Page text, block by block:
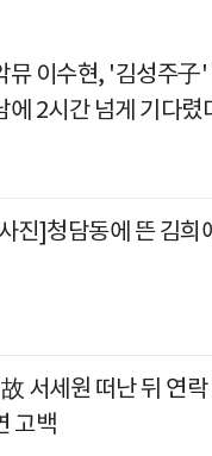
뮤 이수현, '김성주子
에 2시간 넘게 기다렸
진]청담동에 뜬 김희
서세원 떠난 뒤 연
고백